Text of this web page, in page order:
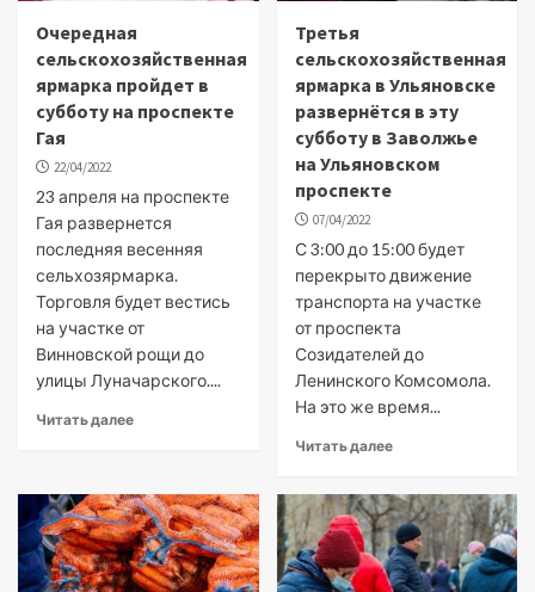
Очередная
сельскохозяйственная
ярмарка пройдет в
субботу на проспекте
Гая
22/04/2022
23 апреля на проспекте
Гая развернется
последняя весенняя
сельхозярмарка.
Торговля будет вестись
на участке от
Винновской рощи до
улицы Луначарского....
Читать далее
Третья
сельскохозяйственная
ярмарка в Ульяновске
развернётся в эту
субботу в Заволжье
на Ульяновском
проспекте
07/04/2022
С 3:00 до 15:00 будет
перекрыто движение
транспорта на участке
от проспекта
Созидателей до
Ленинского Комсомола.
На это же время...
Читать далее